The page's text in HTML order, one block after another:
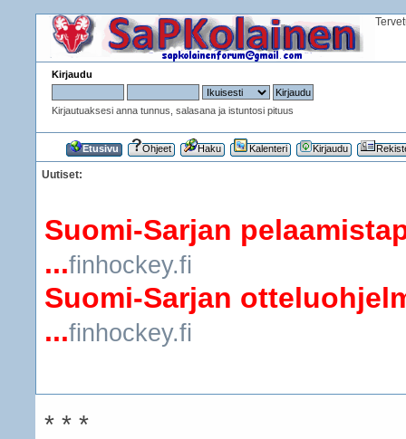
Kirjaudu
Kirjautuaksesi anna tunnus, salasana ja istuntosi pituus
Etusivu Ohjeet Haku Kalenteri Kirjaudu
Uutiset:
Suomi-Sarjan
...finhockey.fi
Suomi-Sarjan
...finhockey.fi
* * *